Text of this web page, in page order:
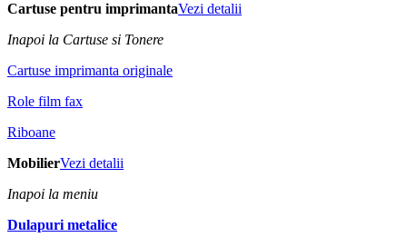
Cartuse pentru imprimantaVezi detalii
Inapoi la Cartuse si Tonere
Cartuse imprimanta originale
Role film fax
Riboane
MobilierVezi detalii
Inapoi la meniu
Dulapuri metalice